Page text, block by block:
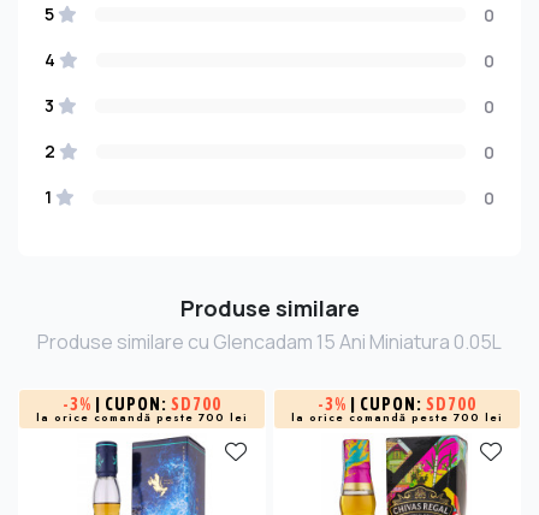
5
0
4
0
3
0
2
0
1
0
Produse similare
Produse similare cu Glencadam 15 Ani Miniatura 0.05L
-3% | CUPON: SD700
la orice comandă peste 700 lei
-3% | CUPON: SD700
la orice comandă peste 700 lei